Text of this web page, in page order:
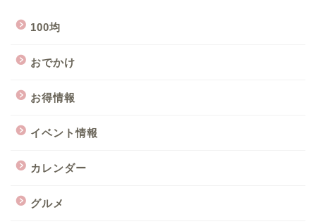
100均
おでかけ
お得情報
イベント情報
カレンダー
グルメ